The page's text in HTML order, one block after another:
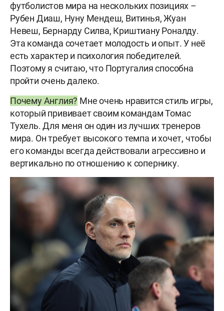
футболистов мира на нескольких позициях –
Рубен Диаш, Нуну Мендеш, Витинья, Жуан
Невеш, Бернарду Силва, Криштиану Роналду.
Эта команда сочетает молодость и опыт. У неё
есть характер и психология победителей.
Поэтому я считаю, что Португалия способна
пройти очень далеко.
Почему Англия? Мне очень нравится стиль игры,
который прививает своим командам Томас
Тухель. Для меня он один из лучших тренеров
мира. Он требует высокого темпа и хочет, чтобы
его команды всегда действовали агрессивно и
вертикально по отношению к сопернику.